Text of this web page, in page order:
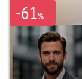
-61%